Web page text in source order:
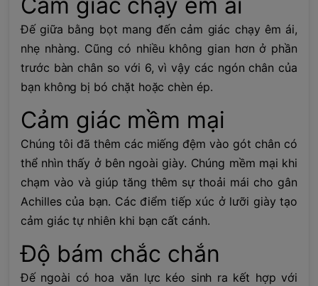
Đế giữa bằng bọt mang đến cảm giác chạy êm ái,
nhẹ nhàng. Cũng có nhiều không gian hơn ở phần
trước bàn chân so với 6, vì vậy các ngón chân của
bạn không bị bó chặt hoặc chèn ép.
Cảm giác mềm mại
Chúng tôi đã thêm các miếng đệm vào gót chân có
thể nhìn thấy ở bên ngoài giày. Chúng mềm mại khi
chạm vào và giúp tăng thêm sự thoải mái cho gân
Achilles của bạn. Các điểm tiếp xúc ở lưỡi giày tạo
cảm giác tự nhiên khi bạn cất cánh.
Độ bám chắc chắn
Đế ngoài có hoa văn lực kéo sinh ra kết hợp với